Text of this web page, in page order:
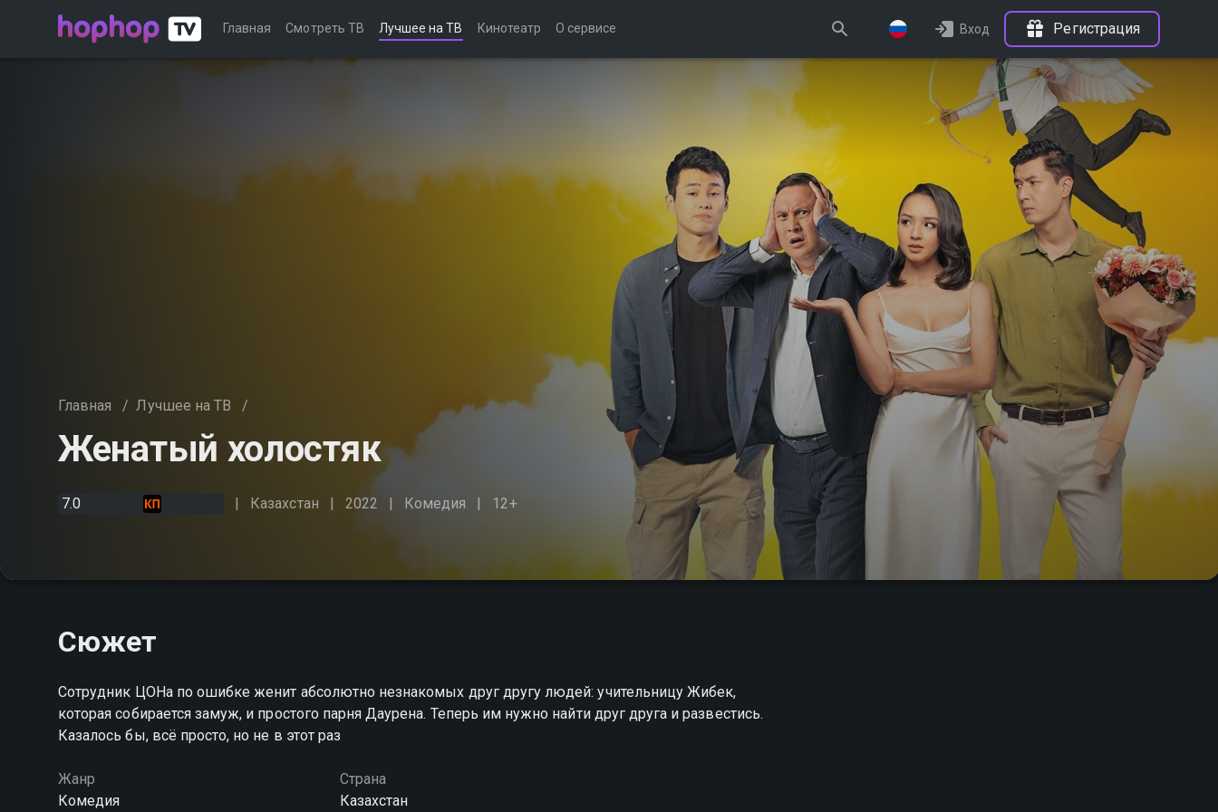
Главная Смотреть ТВ Лучшее на ТВ Кинотеатр О сервисе Вход Регистрация
Главная / Лучшее на ТВ /
Женатый холостяк
7.0 Казахстан 2022 Комедия 12+
Сюжет
Сотрудник ЦОНа по ошибке женит абсолютно незнакомых друг другу людей: учительницу Жибек,
которая собирается замуж, и простого парня Даурена. Теперь им нужно найти друг друга и развестись.
Казалось бы, всё просто, но не в этот раз
Жанр
Комедия
Страна
Казахстан